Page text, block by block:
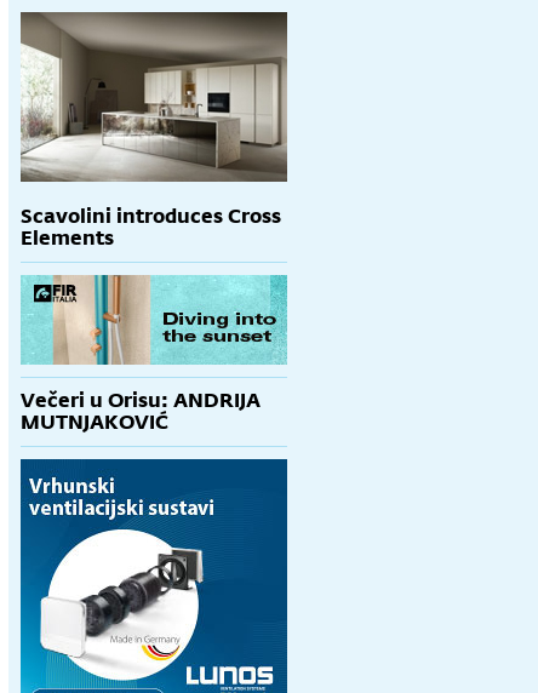
Scavolini introduces Cross
Elements
Večeri u Orisu: ANDRIJA
MUTNJAKOVIĆ